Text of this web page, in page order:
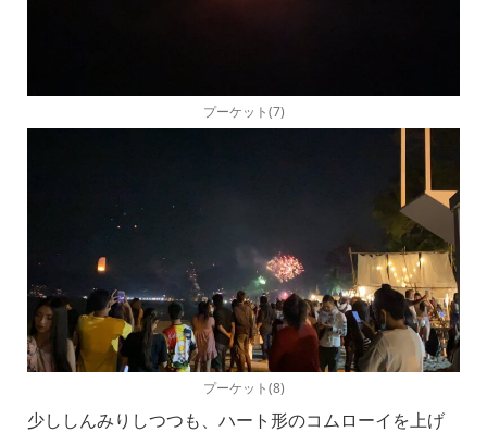
プーケット(7)
プーケット(8)
少ししんみりしつつも、ハート形のコムローイを上げ